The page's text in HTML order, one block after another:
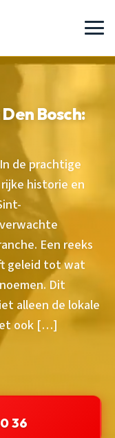
Bosch:
de prachtige
historie en
Een reeks
geleid tot wat
Dit
alleen de lokale
ook […]
36